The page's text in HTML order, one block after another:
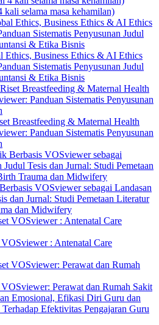
selama masa kehamilan)
Ethics, Business Ethics & AI Ethics
Sistematis Penyusunan Judul
& Etika Bisnis
Breastfeeding & Maternal Health
Panduan Sistematis Penyusunan
VOSviewer sebagai Landasan
dan Jurnal: Studi Pemetaan Literatur
dan Midwifery
: Antenatal Care
Perawat dan Rumah Sakit